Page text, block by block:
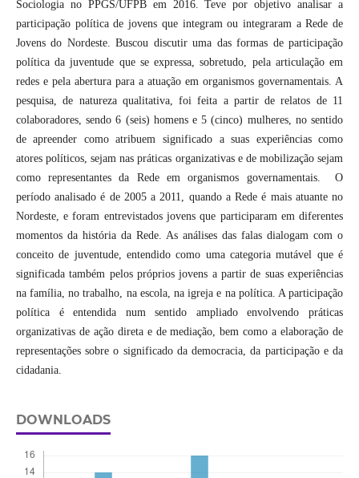
Sociologia no PPGS/UFPB em 2016. Teve por objetivo analisar a
participação política de jovens que integram ou integraram a Rede de
Jovens do Nordeste. Buscou discutir uma das formas de participação
política da juventude que se expressa, sobretudo, pela articulação em
redes e pela abertura para a atuação em organismos governamentais. A
pesquisa, de natureza qualitativa, foi feita a partir de relatos de 11
colaboradores, sendo 6 (seis) homens e 5 (cinco) mulheres, no sentido
de apreender como atribuem significado a suas experiências como
atores políticos, sejam nas práticas organizativas e de mobilização sejam
como representantes da Rede em organismos governamentais. O
período analisado é de 2005 a 2011, quando a Rede é mais atuante no
Nordeste, e foram entrevistados jovens que participaram em diferentes
momentos da história da Rede. As análises das falas dialogam com o
conceito de juventude, entendido como uma categoria mutável que é
significada também pelos próprios jovens a partir de suas experiências
na família, no trabalho, na escola, na igreja e na política. A participação
política é entendida num sentido ampliado envolvendo práticas
organizativas de ação direta e de mediação, bem como a elaboração de
representações sobre o significado da democracia, da participação e da
cidadania.
DOWNLOADS